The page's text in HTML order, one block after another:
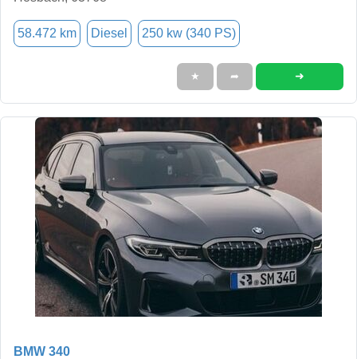
58.472 km Diesel 250 kw (340 PS)
★ ➦ ➜
BMW 340